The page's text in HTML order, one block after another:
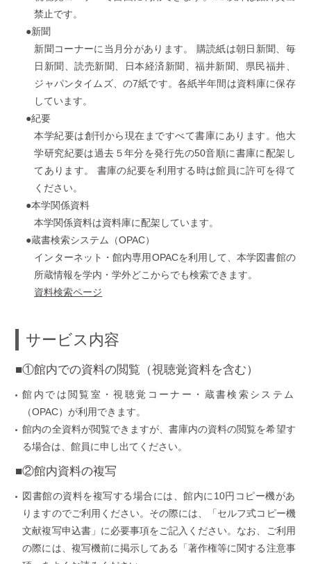
禁止です。
●新聞
新聞コーナーに当月分があります。 購読紙は朝日新聞、毎
日新聞、読売新聞、日本経済新聞、福井新聞、県民福井、
ジャパンタイムズ、の7紙です。各紙半年間は資料庫に保存
しています。
●紀要
本学紀要は創刊から現在まですべて書庫にあります。他大
学研究紀要は過去５年分を発行先の50音順に書庫に配架し
てあります。 書庫の紀要を利用する時は館員に許可を得て
ください。
●本学関係資料
本学関係資料は資料庫に配架しています。
●蔵書検索システム（OPAC）
インターネット・館内専用OPACを利用して、本学図書館の
所蔵情報を学内・学外どこからでも検索できます。
資料検索ページ
サービス内容
■①館内での資料の閲覧（視聴覚資料を含む）
館内では閲覧室・視聴覚コーナー・蔵書検索システム
（OPAC）が利用できます。
館内の全資料が閲覧できますが、書庫内の資料の閲覧を希望す
る場合は、館員に申し出てください。
■②館内資料の複写
図書館の資料を複写する場合には、館内に10円コピー機があ
りますのでご利用ください。その際には、「セルフ式コピー機
文献複写申込書」に必要事項をご記入ください。なお、ご利用
の際には、複写機前に掲示してある「著作権等に関する注意事